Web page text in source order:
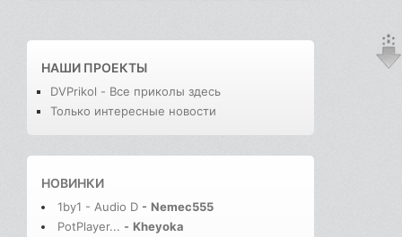
НАШИ ПРОЕКТЫ
DVPrikol - Все приколы здесь
Только интересные новости
НОВИНКИ
1by1 - Audio D - Nemec555
PotPlayer... - Kheyoka